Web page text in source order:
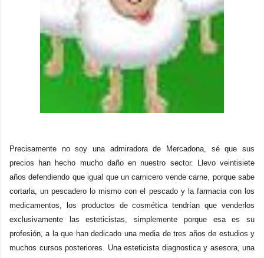
Precisamente no soy una admiradora de Mercadona, sé que sus
precios han hecho mucho daño en nuestro sector. Llevo veintisiete
años defendiendo que igual que un carnicero vende carne, porque sabe
cortarla, un pescadero lo mismo con el pescado y la farmacia con los
medicamentos, los productos de cosmética tendrían que venderlos
exclusivamente las esteticistas, simplemente porque esa es su
profesión, a la que han dedicado una media de tres años de estudios y
muchos cursos posteriores. Una esteticista diagnostica y asesora, una